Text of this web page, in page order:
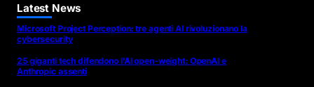
Latest News
Microsoft Project Perception: tre agenti AI rivoluzionano la
cybersecurity
25 giganti tech difendono l’AI open-weight: OpenAI e
Anthropic assenti